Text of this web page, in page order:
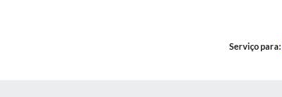
Serviço para: